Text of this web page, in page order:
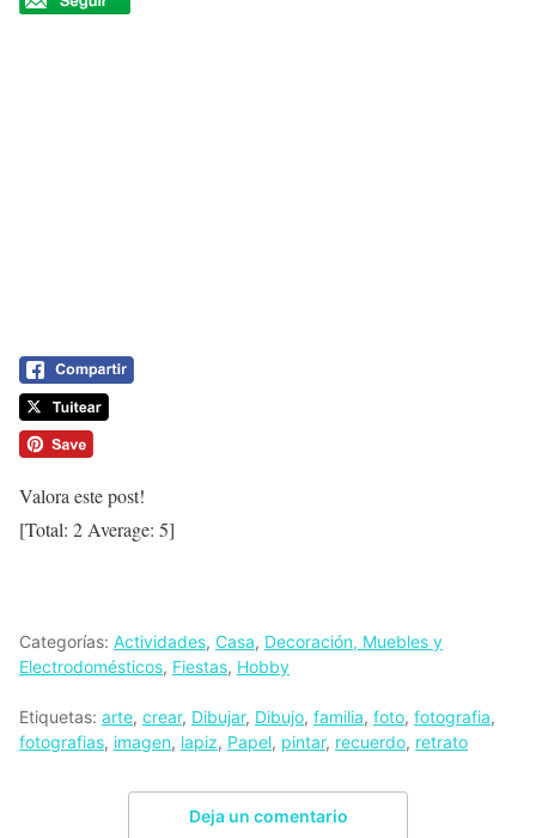
Valora este post!
[Total: 2 Average: 5]
Categorías: Actividades, Casa, Decoración, Muebles y
Electrodomésticos, Fiestas, Hobby
Etiquetas: arte, crear, Dibujar, Dibujo, familia, foto, fotografia,
fotografias, imagen, lapiz, Papel, pintar, recuerdo, retrato
Deja un comentario